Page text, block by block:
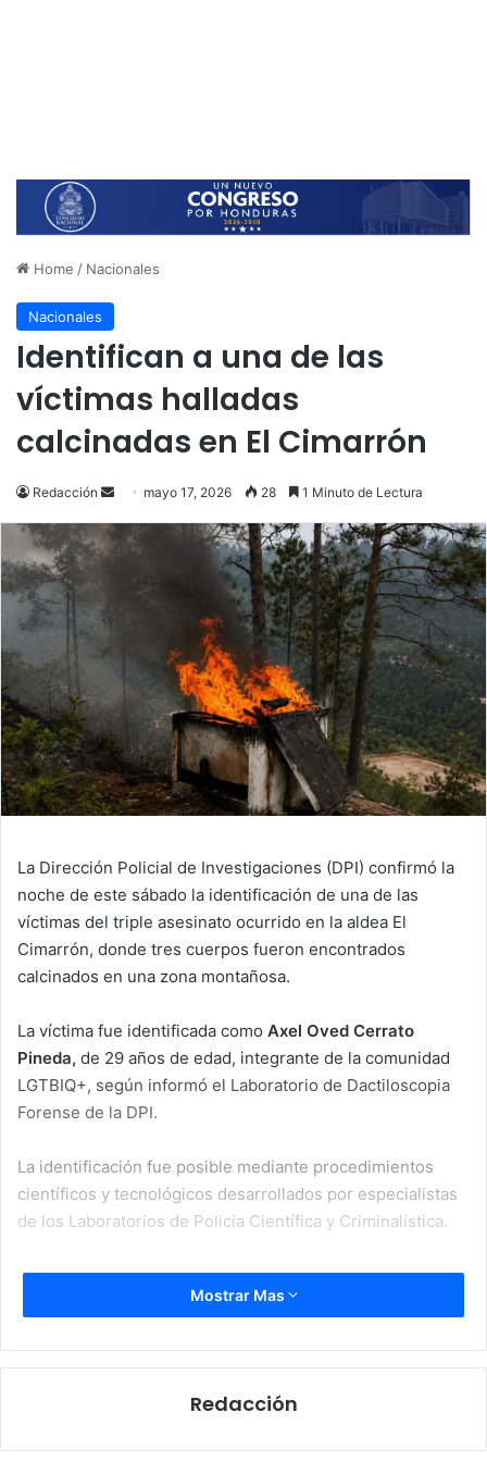
Home / Nacionales
Nacionales
Identifican a una de las
víctimas halladas
calcinadas en El Cimarrón
Redacción
Send
email
mayo 17, 2026 28 1 Minuto de Lectura
La Dirección Policial de Investigaciones (DPI) confirmó la
noche de este sábado la identificación de una de las
víctimas del triple asesinato ocurrido en la aldea El
Cimarrón, donde tres cuerpos fueron encontrados
calcinados en una zona montañosa.
La víctima fue identificada como Axel Oved Cerrato
Pineda, de 29 años de edad, integrante de la comunidad
LGTBIQ+, según informó el Laboratorio de Dactiloscopia
Forense de la DPI.
La identificación fue posible mediante procedimientos
científicos y tecnológicos desarrollados por especialistas
de los Laboratorios de Policía Científica y Criminalística.
Identificación mediante
pruebas científicas
Las autoridades detallaron que los peritos utilizaron
herramientas tecnológicas de alta precisión para confirmar
Mostrar Mas
Redacción